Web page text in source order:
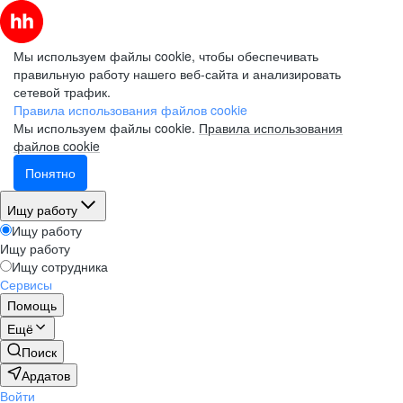
Мы используем файлы cookie, чтобы обеспечивать
правильную работу нашего веб-сайта и анализировать
сетевой трафик.
Правила использования файлов cookie
Мы используем файлы cookie. Правила использования
файлов cookie
Понятно
Ищу работу
Ищу работу
Ищу работу
Ищу сотрудника
Сервисы
Помощь
Ещё
Поиск
Ардатов
Войти